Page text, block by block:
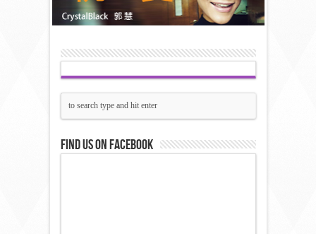
Find us on Facebook